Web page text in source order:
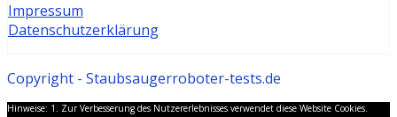
Impressum
Datenschutzerklärung
Copyright - Staubsaugerroboter-tests.de
Hinweise: 1. Zur Verbesserung des Nutzererlebnisses verwendet diese Website Cookies.